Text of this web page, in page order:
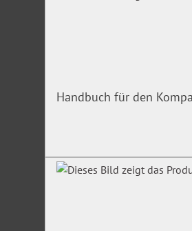
Handbuch für den